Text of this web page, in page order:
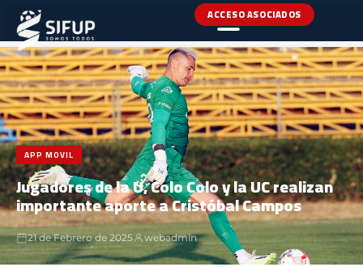
ACCESO ASOCIADOS
INICIO›NOTICIAS
APP MOVIL
Jugadores de la U, Colo Colo y la UC realizan
importante aporte a Cristóbal Campos
21 de Febrero de 2025 webadmin